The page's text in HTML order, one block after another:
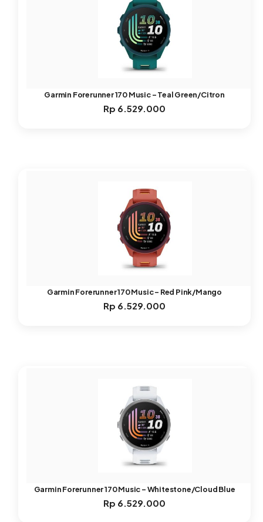
Garmin Forerunner 170 Music – Teal Green/Citron
Rp 6.529.000
Garmin Forerunner 170 Music – Red Pink/Mango
Rp 6.529.000
Garmin Forerunner 170 Music – Whitestone/Cloud Blue
Rp 6.529.000